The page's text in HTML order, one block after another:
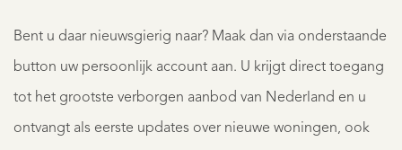
Bent u daar nieuwsgierig naar? Maak dan via onderstaande
button uw persoonlijk account aan. U krijgt direct toegang
tot het grootste verborgen aanbod van Nederland en u
ontvangt als eerste updates over nieuwe woningen, ook